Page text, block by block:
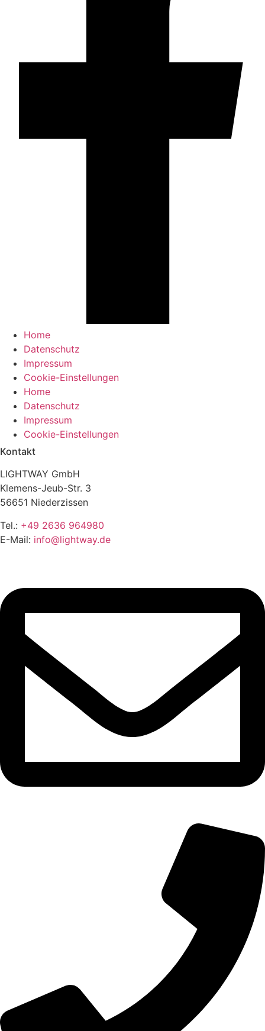
Home
Datenschutz
Impressum
Cookie-Einstellungen
Home
Datenschutz
Impressum
Cookie-Einstellungen
Kontakt
LIGHTWAY GmbH
Klemens-Jeub-Str. 3
56651 Niederzissen
Tel.: +49 2636 964980
E-Mail: info@lightway.de